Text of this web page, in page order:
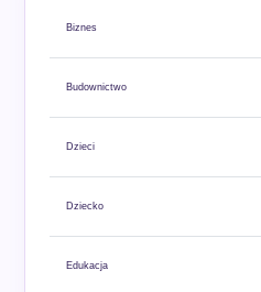
Biznes
Budownictwo
Dzieci
Dziecko
Edukacja